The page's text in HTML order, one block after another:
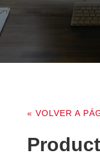
« VOLVER A